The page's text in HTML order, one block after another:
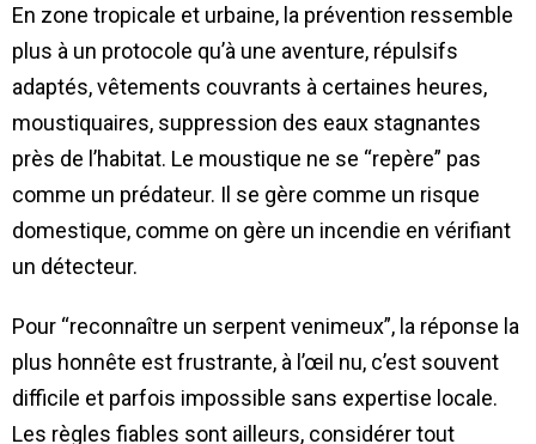
En zone tropicale et urbaine, la prévention ressemble
plus à un protocole qu’à une aventure, répulsifs
adaptés, vêtements couvrants à certaines heures,
moustiquaires, suppression des eaux stagnantes
près de l’habitat. Le moustique ne se “repère” pas
comme un prédateur. Il se gère comme un risque
domestique, comme on gère un incendie en vérifiant
un détecteur.
Pour “reconnaître un serpent venimeux”, la réponse la
plus honnête est frustrante, à l’œil nu, c’est souvent
difficile et parfois impossible sans expertise locale.
Les règles fiables sont ailleurs, considérer tout